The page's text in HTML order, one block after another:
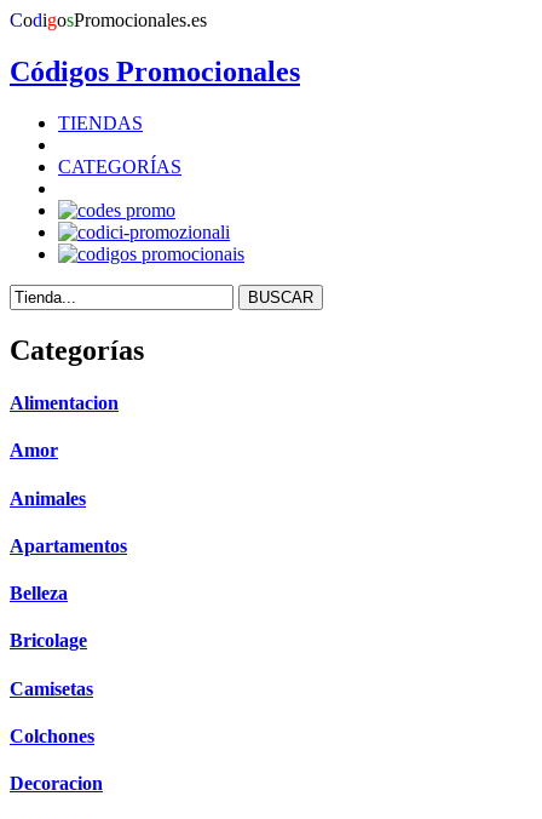
CodigosPromocionales.es
Códigos Promocionales
TIENDAS
CATEGORÍAS
Categorías
Alimentacion
Amor
Animales
Apartamentos
Belleza
Bricolage
Camisetas
Colchones
Decoracion